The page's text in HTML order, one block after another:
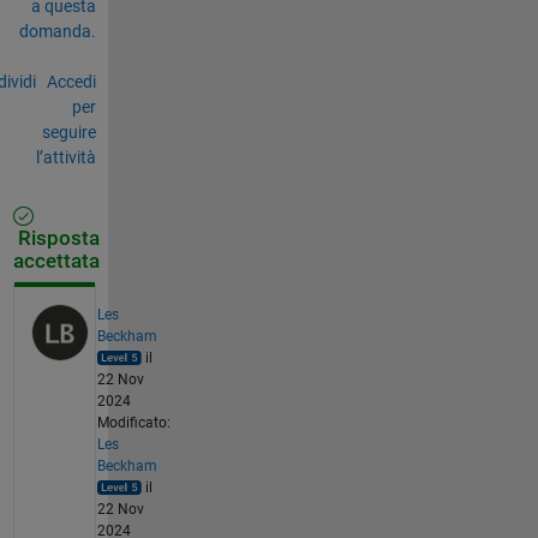
a questa
domanda.
Accedi
per
seguire
l’attività
Risposta
accettata
Les
Beckham
il
22 Nov
2024
Modificato:
Les
Beckham
il
22 Nov
2024